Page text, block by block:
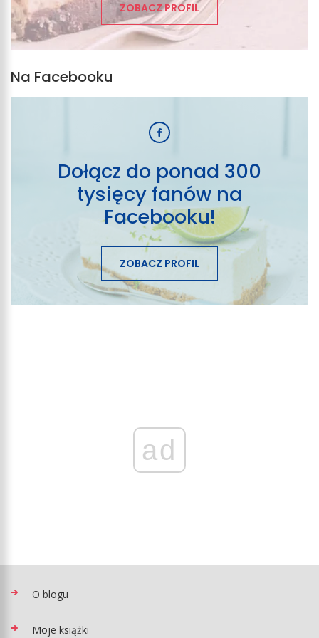
ZOBACZ PROFIL
Na Facebooku
Dołącz do ponad 300
tysięcy fanów na
Facebooku!
ZOBACZ PROFIL
ad
O blogu
Moje książki